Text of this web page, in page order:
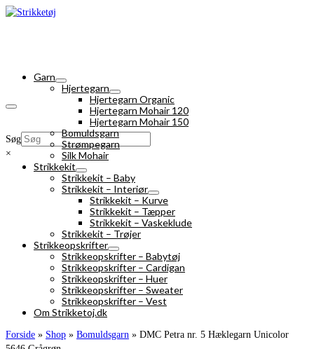
Søg
×
Garn
Hjertegarn
Hjertegarn Organic
Hjertegarn Mohair 120
Hjertegarn Mohair 150
Bomuldsgarn
Strømpegarn
Silk Mohair
Strikkekit
Strikkekit – Baby
Strikkekit – Interiør
Strikkekit – Kurve
Strikkekit – Tæpper
Strikkekit – Vaskeklude
Strikkekit – Trøjer
Strikkeopskrifter
Strikkeopskrifter – Babytøj
Strikkeopskrifter – Cardigan
Strikkeopskrifter – Huer
Strikkeopskrifter – Sweater
Strikkeopskrifter – Vest
Om Strikketoj.dk
Forside » Shop » Bomuldsgarn » DMC Petra nr. 5 Hæklegarn Unicolor